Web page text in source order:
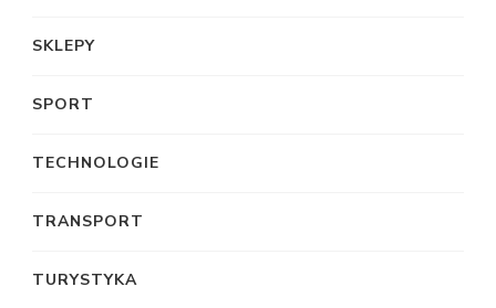
SKLEPY
SPORT
TECHNOLOGIE
TRANSPORT
TURYSTYKA